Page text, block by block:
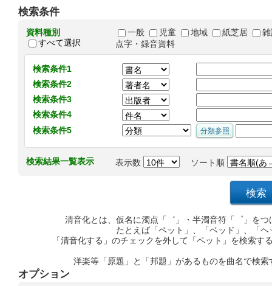
検索条件
資料種別
すべて選択
一般 児童 地域 紙芝居
点字・録音資料
検索条件1
検索条件2
検索条件3
検索条件4
検索条件5
検索結果一覧表示 表示数 ソート順
清音化とは、仮名に濁点「゛」・半濁音符「゜」を
たとえば「ペット」、「ベッド」、「
「清音化する」のチェックを外して「ペット」を検索
洋楽等「原題」と「邦題」があるものを曲名で検
オプション